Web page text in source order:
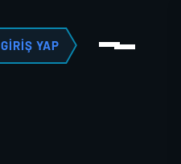
GIRIŞ YAP